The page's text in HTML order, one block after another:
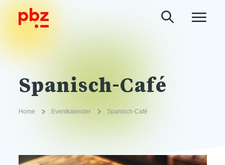
Spanisch-Café
Home Eventkalender Spanisch-Café